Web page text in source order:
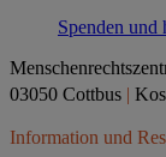
Spenden und
03050 Cottbus |
Information und